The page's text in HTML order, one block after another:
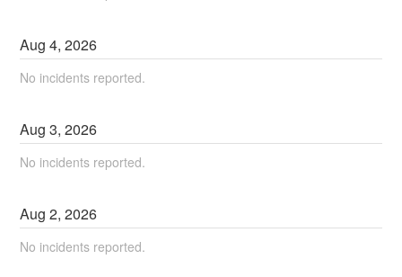
Aug4,2026
No incidents reported.
Aug3,2026
No incidents reported.
Aug2,2026
No incidents reported.